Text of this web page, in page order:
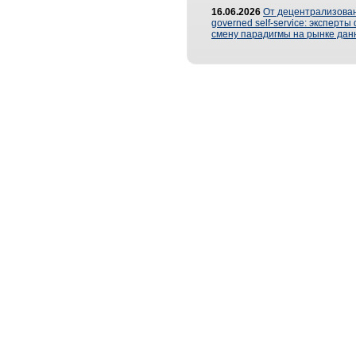
16.06.2026 От
governed self-service: эксперты
смену парадигмы на рынке